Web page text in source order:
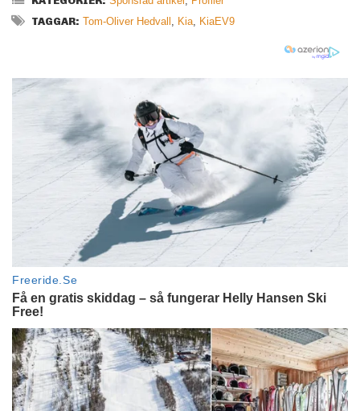
TAGGAR: Tom-Oliver Hedvall , Kia, KiaEV9